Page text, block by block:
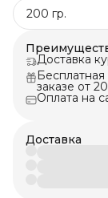
200 гр.
Доставка
заказе от
Оплата на
Доставка